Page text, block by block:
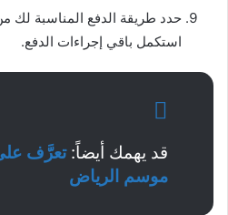
حدد طريقة الدفع المناسبة لك
استكمل باقي إجراءات الدفع.
قد يهمك أيضاً:تعرَّف
موسم الرياض